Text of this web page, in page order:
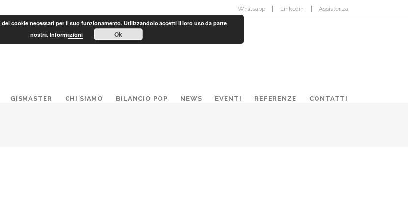
Whatsapp Linkedin Assistenza
GISMASTER CHI SIAMO BILANCIO POP NEWS EVENTI REFERENZE CONTATTI
dei cookie necessari per il suo funzionamento. Utilizzandolo accetti il loro uso da parte
nostra. Informazioni Ok